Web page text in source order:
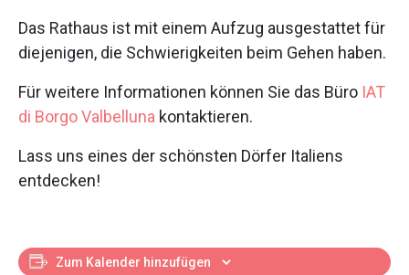
Das Rathaus ist mit einem Aufzug ausgestattet für
diejenigen, die Schwierigkeiten beim Gehen haben.
Für weitere Informationen können Sie das Büro IAT
di Borgo Valbelluna kontaktieren.
Lass uns eines der schönsten Dörfer Italiens
entdecken!
Zum Kalender hinzufügen